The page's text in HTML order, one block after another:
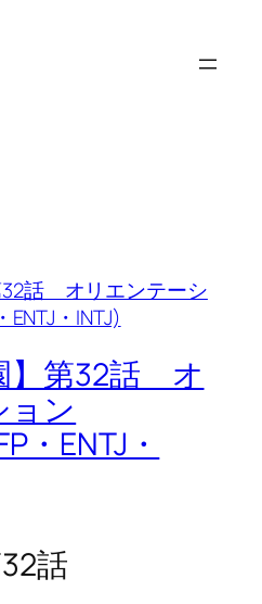
】第32話 オ
ョン
・ENTJ・
話